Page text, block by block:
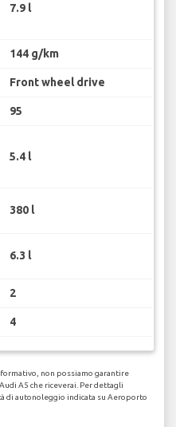
7.9 l
144 g/km
Front wheel drive
95
5.4 l
380 l
6.3 l
2
4
non possiamo garantire
A5 che riceverai. Per dettagli
di autonoleggio indicata su Aeroporto